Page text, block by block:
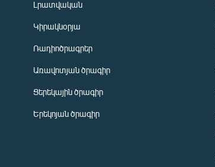
Լրատվական
Կիրակնօրյա
Ռադիոծրագրեր
Առավոտյան ծրագիր
Ցերեկային ծրագիր
Երեկոյան ծրագիր